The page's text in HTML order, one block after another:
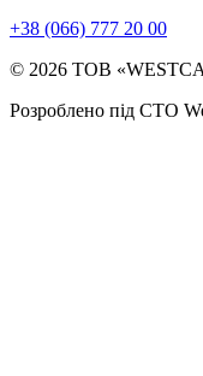
+38 (066) 777 20 00
© 2026 ТОВ
Розроблено під СТО